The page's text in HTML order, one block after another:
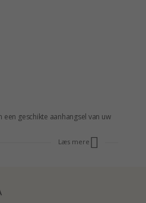
geschikte aanhangsel van uw
Læs mere